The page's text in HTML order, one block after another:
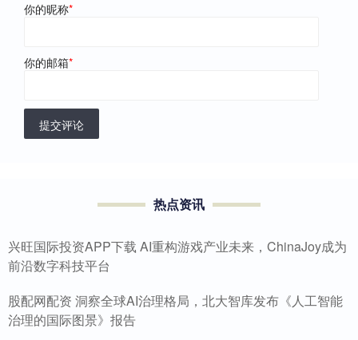
你的昵称*
你的邮箱*
提交评论
热点资讯
兴旺国际投资APP下载 AI重构游戏产业未来，ChinaJoy成为
前沿数字科技平台
股配网配资 洞察全球AI治理格局，北大智库发布《人工智能
治理的国际图景》报告